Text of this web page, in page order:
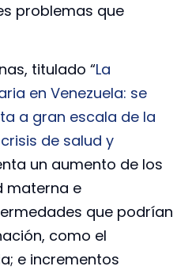
problemas que
titulado “La
en Venezuela: se
a gran escala de la
de salud y
un aumento de los
materna e
que podrían
como el
e incrementos